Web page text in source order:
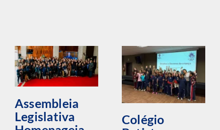
Assembleia
Legislativa
Colégio